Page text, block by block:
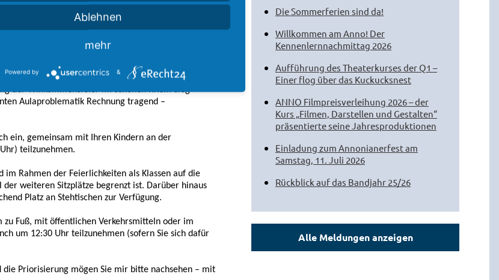
freuen wir uns sehr, Sie gemeinsam
– zur
Einschulungsfeier am Dienstag,
fortgesetzt.
der Willkommensfeier im schönen Rhein-Sieg-
Aulaproblematik Rechnung tragend –
ein, gemeinsam mit Ihren Kindern an der
teilzunehmen.
im Rahmen der Feierlichkeiten als Klassen auf die
weiteren Sitzplätze begrenzt ist. Darüber hinaus
Platz an Stehtischen zur Verfügung.
zu Fuß, mit öffentlichen Verkehrsmitteln oder im
um 12:30 Uhr teilzunehmen (sofern Sie sich dafür
Priorisierung mögen Sie mir bitte nachsehen – mit
Die Sommerferien sind da!
Willkommen am Anno! Der
Kennenlernnachmittag 2026
Aufführung des Theaterkurses der Q1 –
Einer flog über das Kuckucksnest
ANNO Filmpreisverleihung 2026 – der
Kurs „Filmen, Darstellen und Gestalten“
präsentierte seine Jahresproduktionen
Einladung zum Annonianerfest am
Samstag, 11. Juli 2026
Rückblick auf das Bandjahr 25/26
Alle Meldungen anzeigen
Ablehnen
mehr
Powered by &